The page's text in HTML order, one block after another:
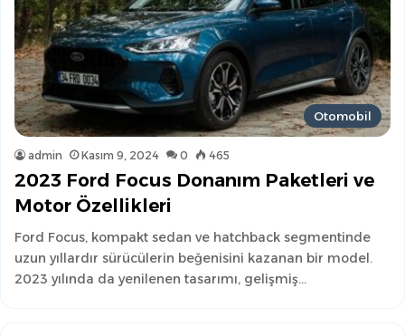
Otomobil
admin Kasım 9, 2024 0 465
2023 Ford Focus Donanım Paketleri ve
Motor Özellikleri
Ford Focus, kompakt sedan ve hatchback segmentinde
uzun yıllardır sürücülerin beğenisini kazanan bir model.
2023 yılında da yenilenen tasarımı, gelişmiş…